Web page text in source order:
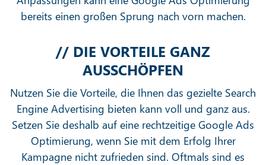
bereits einen großen Sprung nach vorn machen.
// DIE VORTEILE GANZ
AUSSCHÖPFEN
Nutzen Sie die Vorteile, die Ihnen das gezielte Search
Engine Advertising bieten kann voll und ganz aus.
Setzen Sie deshalb auf eine rechtzeitige Google Ads
Optimierung, wenn Sie mit dem Erfolg Ihrer
Kampagne nicht zufrieden sind. Oftmals sind es